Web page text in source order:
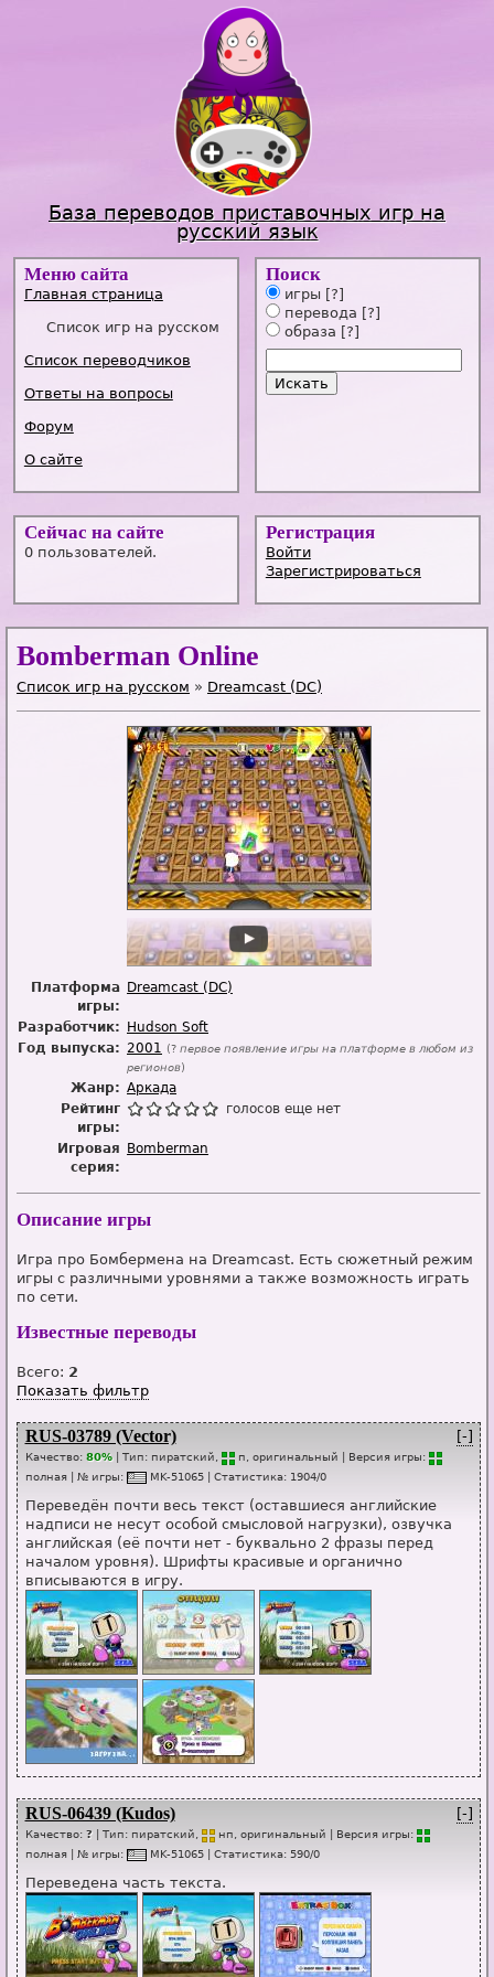
Jump to navigation
База переводов приставочных игр на
русский язык
Меню сайта
Главная страница
Список игр на русском
Список переводчиков
Ответы на вопросы
Форум
О сайте
Поиск
игры [?]
перевода [?]
образа [?]
Сейчас на сайте
0 пользователей.
Регистрация
Войти
Зарегистрироваться
Bomberman Online
Список игр на русском » Dreamcast (DC)
Платформа
игры:
Dreamcast (DC)
Разработчик:
Hudson Soft
Год выпуска: 2001 (? первое появление игры на платформе в любом из
регионов)
Жанр: Аркада
Рейтинг
игры:
голосов еще нет
Игровая
серия:
Bomberman
Описание игры
Игра про Бомбермена на Dreamcast. Есть сюжетный режим
игры с различными уровнями а также возможность играть
по сети.
Известные переводы
Всего: 2
Показать фильтр
[-]
RUS-03789 (Vector)
Качество: 80% | Тип: пиратский, п , оригинальный
| Версия игры:
полная | № игры: MK-51065 Статистика: 1904/0
Переведён почти весь текст (оставшиеся английские
надписи не несут особой смысловой нагрузки), озвучка
английская (её почти нет - буквально 2 фразы перед
началом уровня). Шрифты красивые и органично
вписываются в игру.
[-]
RUS-06439 (Kudos)
Качество: ? | Тип: пиратский, нп , оригинальный
| Версия игры:
полная | № игры: MK-51065 Статистика: 590/0
Переведена часть текста.